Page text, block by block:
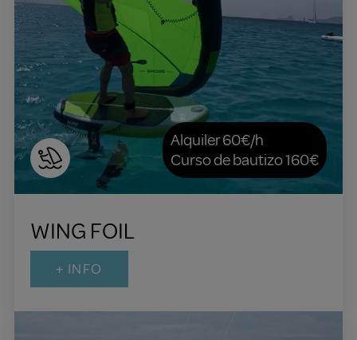
Alquiler 60€/h
Curso de bautizo 160€
WING FOIL
+ INFO